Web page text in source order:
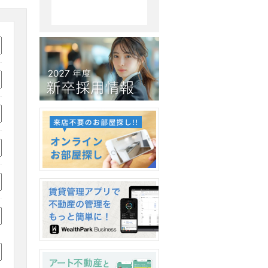
新卒採用情報2026
オンラインお部屋探し